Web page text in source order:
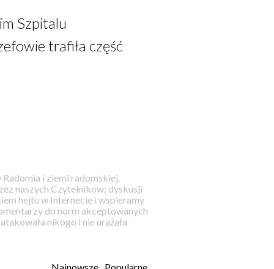
Szpitalu
trafiła część
i ziemi radomskiej.
naszych Czytelników; dyskusji
hejtu w Internecie i wspieramy
do norm akceptowanych
nikogo i nie urażała